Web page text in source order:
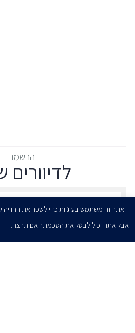
הרשמו
לדיוורים
אני מאשר/ת בזאת להרצוג, פוקס, נאמן ושות'
הודעות והזמנות לאירועים וכנסים. אני רשאי/ת
אתר זה משתמש בעוגיות כדי לשפר את
אבל אתה יכול לבטל את הסכמתך אם תרצה.